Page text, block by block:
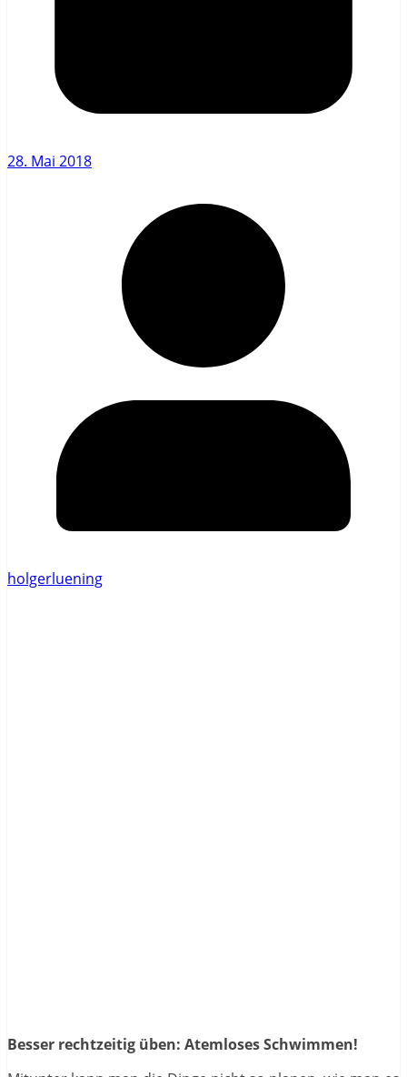
28. Mai 2018
holgerluening
Besser rechtzeitig üben: Atemloses Schwimmen!